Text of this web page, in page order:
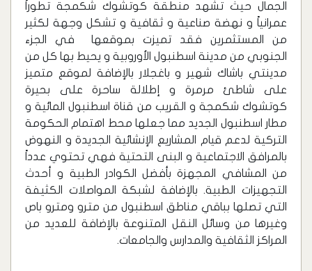
الجمال حيث تشهد منطقة كوتشوك شكمجة تطوراً
عمرانياً و نهضة صناعية و ثقافية و تشكل وجهة لكثير
من المستثمرين فقد تميزت بموقعها في الجزء
الجنوبي من مدينة اسطنبول الأوروبية و يحيط بها كل من
مدينتي باشاك شهير و باغجلار بالإضافة لموقع متميز
على شاطئ مرمرة و إطلالة ساحرة على بحيرة
كوتشوك شكمجة و القريب من قناة اسطنبول المائية و
مطار اسطنبول الجديد مما جعلها محط اهتمام الحكومة
التركية لدعم قيام المشاريع الإنشائية الجديدة و النهوض
بالمرافق الاجتماعية و البنى التحتية فهي تحتوي عدداً
من المشافي المجهزة بأفضل الكوادر الطبية و أحدث
التجهيزات الطبية. بالإضافة لشبكة المواصلات الكثيفة
التي تصلها بباقي مناطق اسطنبول من مترو ومترو باص
وغيرها من وسائل النقل المتنوعة بالإضافة للعديد من
المراكز الثقافية والمدارس والجامعات.